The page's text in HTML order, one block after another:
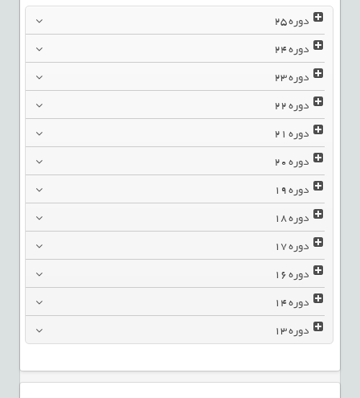
دوره25
دوره24
دوره23
دوره22
دوره21
دوره20
دوره19
دوره18
دوره17
دوره16
دوره14
دوره13